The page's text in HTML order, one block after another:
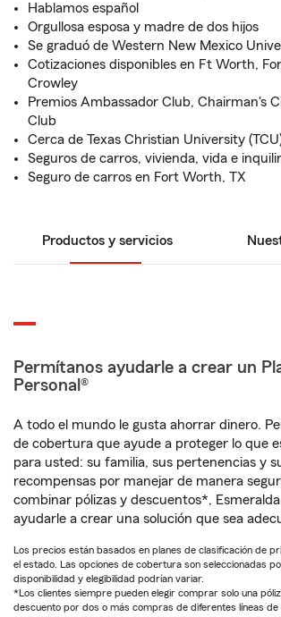
Hablamos español
Orgullosa esposa y madre de dos hijos
Se graduó de Western New Mexico
Cotizaciones disponibles en Ft Worth,
Crowley
Premios Ambassador Club, Chairman's
Club
Cerca de Texas Christian University
Seguros de carros, vivienda, vida e
Seguro de carros en Fort Worth, TX
Productos y servicios
Permítanos ayudarle a crear un
Personal®
A todo el mundo le gusta ahorrar dinero.
de cobertura que ayude a proteger lo que
para usted: su familia, sus pertenencias y
recompensas por manejar de manera
combinar pólizas y descuentos*,
ayudarle a crear una solución que sea
Los precios están basados en planes de clasificación de
el estado. Las opciones de cobertura son seleccionadas
disponibilidad y elegibilidad podrían variar.
*Los clientes siempre pueden elegir comprar solo una
descuento por dos o más compras de diferentes líneas de